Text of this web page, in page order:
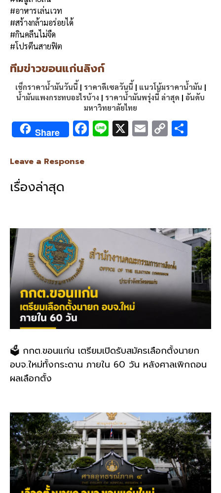
#อาหารเล่นเวท
#สร้างกล้ามอร่อยได้
#กินคลีนไม่จืด
#โปรตีนสายฟิต
ทีมข่าวขอนแก่นลิงก์
เช็กราคาน้ำมันวันนี้ | ราคาดีเซลวันนี้ | แนวโน้มราคาน้ำมัน |
น้ำมันแพงกระทบอะไรบ้าง | ราคาน้ำมันพรุ่งนี้ ล่าสุด | อันดับ
มหาวิทยาลัยไทย
Share F
k
Li X E C
Leave a Response
เรื่องล่าสุด
🗳️ กกต.ขอนแก่น เตรียมเปิดรับสมัครเลือกตั้งนายก
อบจ.ใหม่ทั้งกระดาน ภายใน 60 วัน หลังศาลเพิกถอน
ผลเลือกตั้ง